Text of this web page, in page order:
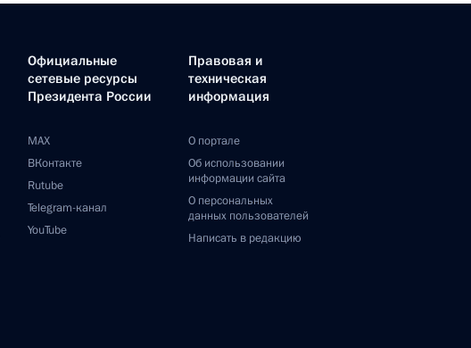
Официальные
сетевые ресурсы
Президента России
MAX
ВКонтакте
Rutube
Telegram-канал
YouTube
Правовая и
техническая
информация
О портале
Об использовании
информации сайта
О персональных
данных пользователей
Написать в редакцию